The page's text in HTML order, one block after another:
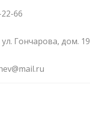
66
ул. Гончарова, дом. 19